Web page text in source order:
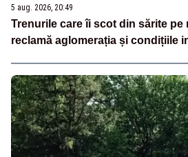
5 aug. 2026, 20:49
Trenurile care îi scot din sărite pe
reclamă aglomerația și condițiile